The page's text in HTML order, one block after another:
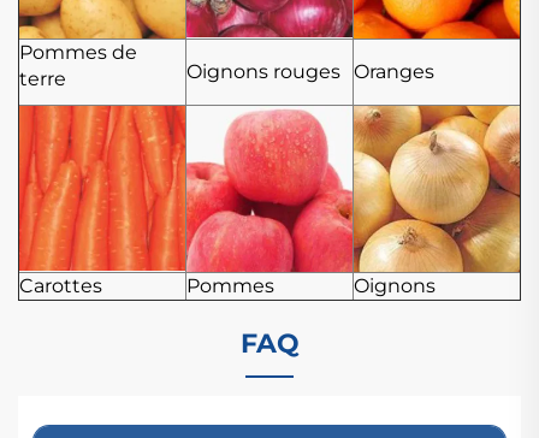
Pommes de
terre
Oignons rouges Oranges
Carottes Pommes Oignons
FAQ